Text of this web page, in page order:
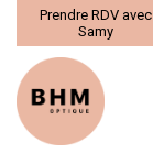
Prendre RDV avec
Samy